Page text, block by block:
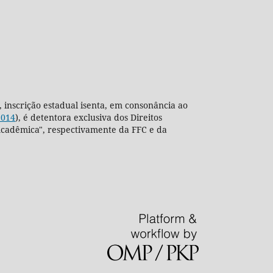
inscrição estadual isenta, em consonância ao
), é detentora exclusiva dos Direitos
respectivamente da FFC e da